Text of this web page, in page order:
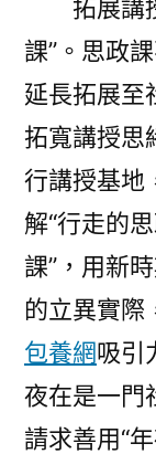
拓展講
課”。思政
延長拓展至
拓寬講授思
行講授基地
解“行走的
課”，用新
的立異實際
包養網吸引
夜在是一門
請求善用“